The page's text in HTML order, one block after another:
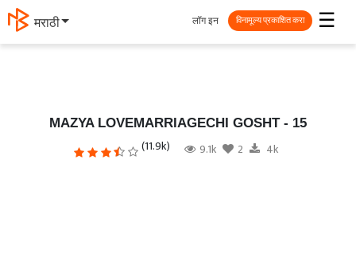
मराठी ☰
लॉग इन विनामूल्य प्रकाशित करा
MAZYA LOVEMARRIAGECHI GOSHT - 15
(11.9k) 9.1k 2 4k